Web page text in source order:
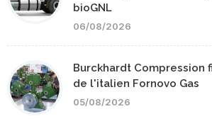
bioGNL
06/08/2026
Burckhardt Compression
de l'italien Fornovo Gas
05/08/2026